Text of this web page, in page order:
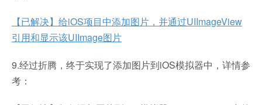
【已解决】给iOS项目中添加图片，并通过UIImageView
引用和显示该UIImage图片
9.经过折腾，终于实现了添加图片到iOS模拟器中，详情参
考：